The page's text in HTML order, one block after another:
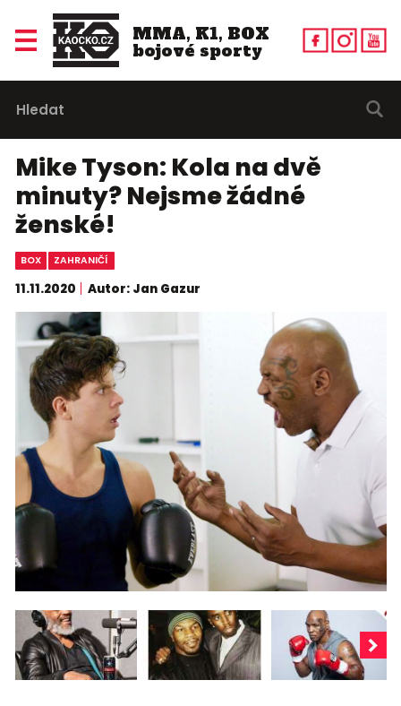
MMA, K1, BOX
bojové sporty
Mike Tyson: Kola na dvě
minuty? Nejsme žádné
ženské!
BOX ZAHRANIČÍ
11.11.2020 Autor: Jan Gazur